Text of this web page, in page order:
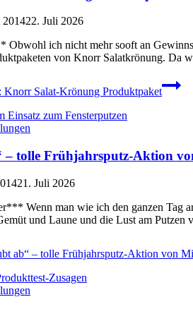
201422. Juli 2026
ich nicht mehr sooft an
von Knorr Salatkrönung. Da
Knorr Salat-Krönung Produktpaket
– tolle Frühjahrsputz-Aktion
21. Juli 2026
Wenn man wie ich den ganzen Tag
und Laune und die Lust am
ab“ – tolle Frühjahrsputz-Aktion von